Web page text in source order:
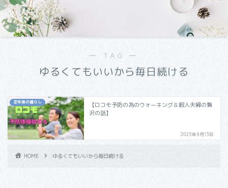
― TAG ―
ゆるくてもいいから毎日続ける
定年後の暮らし
【ロコモ予防の為のウォーキング＆暇人夫婦の贅
沢の話】
2025年8月13日
HOME ゆるくてもいいから毎日続ける